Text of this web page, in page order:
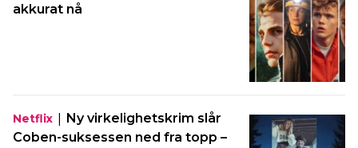
akkurat nå
Netflix | Ny virkelighetskrim slår
Coben-suksessen ned fra topp –